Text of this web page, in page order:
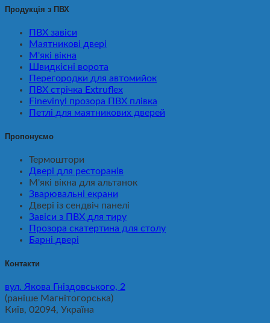
Продукція з ПВХ
ПВХ завіси
Маятникові двері
М'які вікна
Швидкісні ворота
Перегородки для автомийок
ПВХ стрічка Extruflex
Finevinyl прозора ПВХ плівка
Петлі для маятникових дверей
Пропонуємо
Термоштори
Двері для ресторанів
М'які вікна для альтанок
Зварювальні екрани
Двері із сендвіч панелі
Завіси з ПВХ для тиру
Прозора скатертина для столу
Барні двері
Контакти
вул. Якова Гніздовського, 2
(раніше Магнітогорська)
Київ, 02094, Україна